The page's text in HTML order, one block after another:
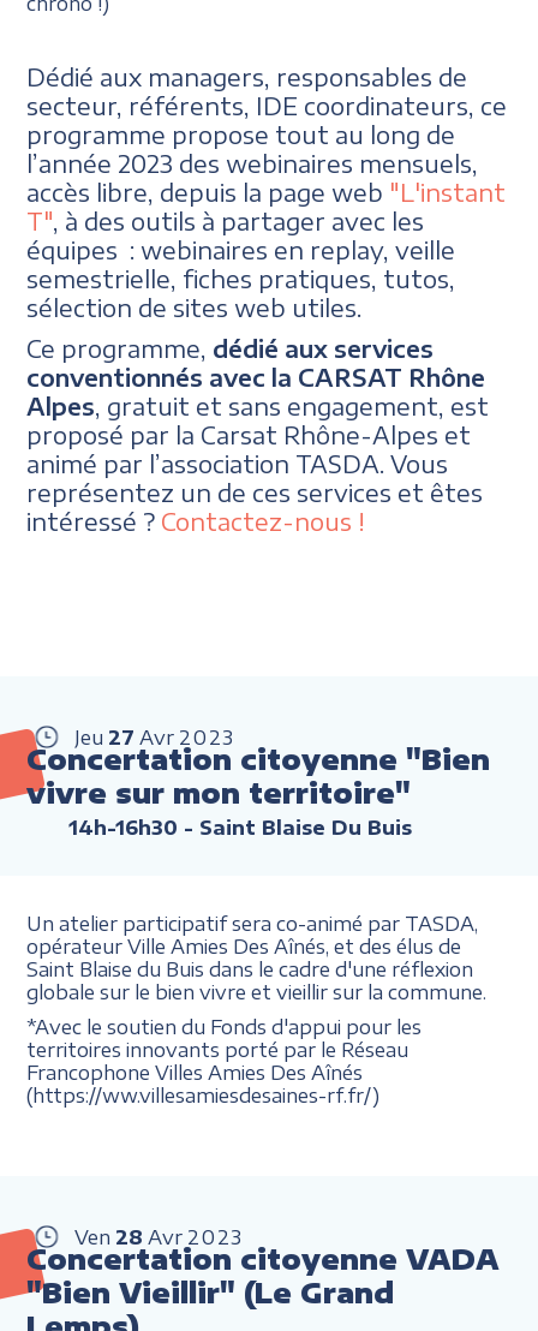
Dédié aux managers, responsables de
secteur, référents, IDE coordinateurs, ce
programme propose tout au long de
l’année 2023 des webinaires mensuels,
accès libre, depuis la page web "L'instant
T" , à des outils à partager avec les
équipes : webinaires en replay, veille
semestrielle, fiches pratiques, tutos,
sélection de sites web utiles.
Ce programme, dédié aux services
conventionnés avec la CARSAT Rhône
Alpes , gratuit et sans engagement, est
proposé par la Carsat Rhône-Alpes et
animé par l’association TASDA. Vous
représentez un de ces services et êtes
intéressé ? Contactez-nous !
Jeu 27 Avr 2023
Concertation citoyenne "Bien
vivre sur mon territoire"
14h-16h30 - Saint Blaise Du Buis
Un atelier participatif sera co-animé par TASDA,
opérateur Ville Amies Des Aînés, et des élus de
Saint Blaise du Buis dans le cadre d'une réflexion
globale sur le bien vivre et vieillir sur la commune.
*Avec le soutien du Fonds d'appui pour les
territoires innovants porté par le Réseau
Francophone Villes Amies Des Aînés
(https://ww.villesamiesdesaines-rf.fr/)
Ven 28 Avr 2023
Concertation citoyenne VADA
"Bien Vieillir" (Le Grand